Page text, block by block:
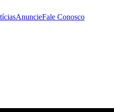
AnuncieFale Conosco